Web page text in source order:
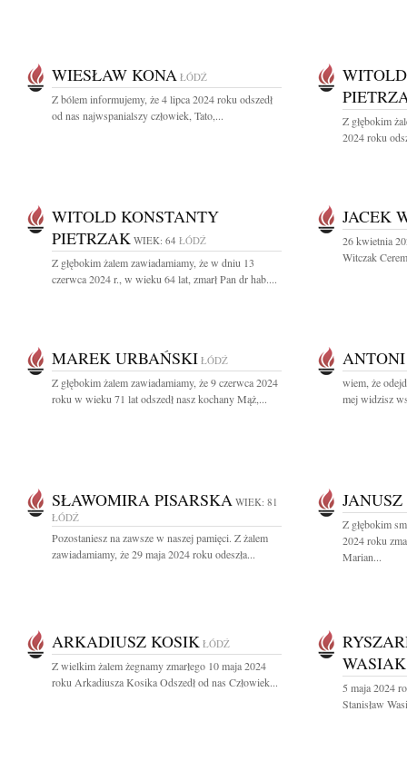
WIESŁAW KONA ŁÓDŹ
Z bólem informujemy, że 4 lipca 2024 roku odszedł
od nas najwspanialszy człowiek, Tato,...
Z głębokim
2024 roku
WITOLD KONSTANTY
PIETRZAK WIEK: 64 ŁÓDŹ
Z głębokim żalem zawiadamiamy, że w dniu 13
czerwca 2024 r., w wieku 64 lat, zmarł Pan dr hab....
JACEK
26 kwietnia
Witczak
MAREK URBAŃSKI ŁÓDŹ
Z głębokim żalem zawiadamiamy, że 9 czerwca 2024
roku w wieku 71 lat odszedł nasz kochany Mąż,...
wiem, że
mej widzisz
SŁAWOMIRA PISARSKA WIEK: 81
ŁÓDŹ
Pozostaniesz na zawsze w naszej pamięci. Z żalem
zawiadamiamy, że 29 maja 2024 roku odeszła...
Z głębokim
2024 roku
Marian...
ARKADIUSZ KOSIK ŁÓDŹ
Z wielkim żalem żegnamy zmarłego 10 maja 2024
roku Arkadiusza Kosika Odszedł od nas Człowiek...
WASIAK
5 maja 2024
Stanisław